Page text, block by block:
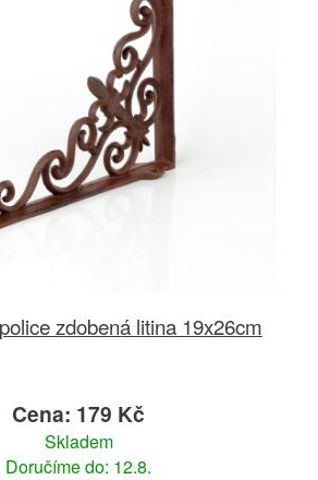
zdobená litina 19x26cm
Cena: 179 Kč
Skladem
Doručíme do: 12.8.